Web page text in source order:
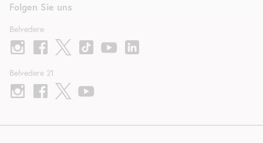
Folgen Sie uns
Belvedere
Belvedere 21